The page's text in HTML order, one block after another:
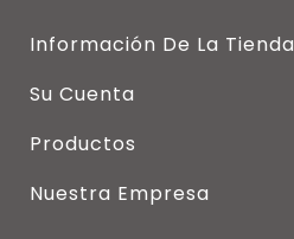
Información De La Tienda
Su Cuenta
Productos
Nuestra Empresa